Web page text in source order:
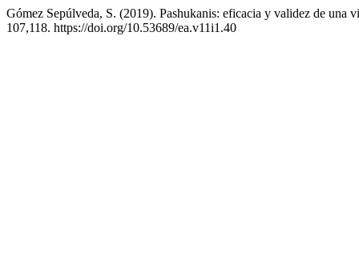
Gómez Sepúlveda, S. (2019). Pashukanis: eficacia y validez de una
107,118. https://doi.org/10.53689/ea.v11i1.40